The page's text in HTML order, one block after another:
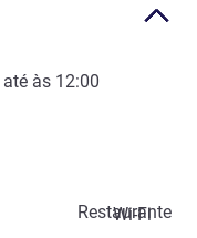
até às 12:00
Restaurante
Wi-Fi